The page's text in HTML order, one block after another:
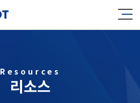
Resources
리소스